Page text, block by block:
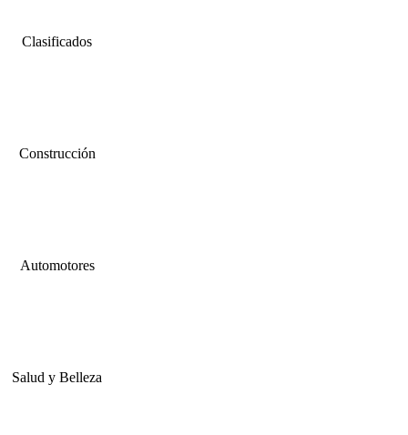
Clasificados
Construcción
Automotores
Salud y Belleza